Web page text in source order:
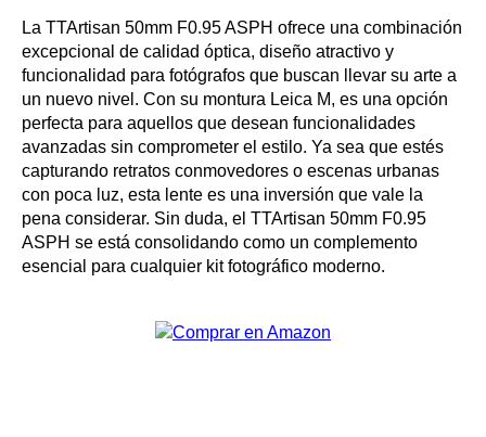
La TTArtisan 50mm F0.95 ASPH ofrece una combinación
excepcional de calidad óptica, diseño atractivo y
funcionalidad para fotógrafos que buscan llevar su arte a
un nuevo nivel. Con su montura Leica M, es una opción
perfecta para aquellos que desean funcionalidades
avanzadas sin comprometer el estilo. Ya sea que estés
capturando retratos conmovedores o escenas urbanas
con poca luz, esta lente es una inversión que vale la
pena considerar. Sin duda, el TTArtisan 50mm F0.95
ASPH se está consolidando como un complemento
esencial para cualquier kit fotográfico moderno.